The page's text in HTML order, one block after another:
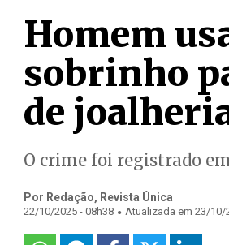
Homem
sobrinho
de
O crime foi registrado
Por Redação, Revista Única
22/10/2025 - 08h38 . Atualizada em 23/10/